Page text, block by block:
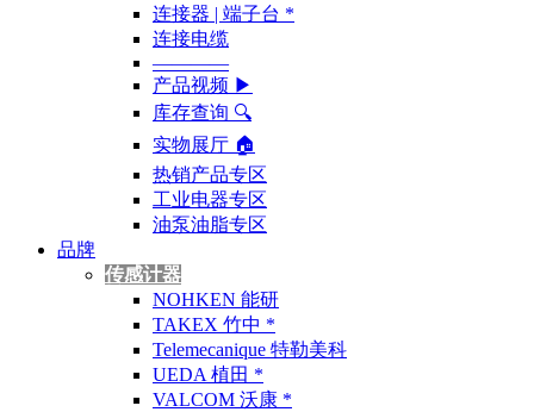
连接器 | 端子台 *
连接电缆
————
产品视频 ▶
库存查询 🔍︎
实物展厅 🏠︎
热销产品专区
工业电器专区
油泵油脂专区
品牌
传感计器
NOHKEN 能研
TAKEX 竹中 *
Telemecanique 特勒美科
UEDA 植田 *
VALCOM 沃康 *